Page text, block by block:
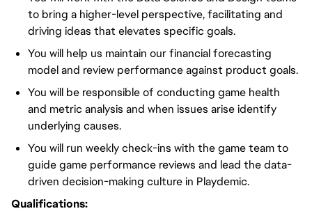
to bring a higher-level perspective, facilitating and
driving ideas that elevates specific goals.
You will help us maintain our financial forecasting
model and review performance against product goals.
You will be responsible of conducting game health
and metric analysis and when issues arise identify
underlying causes.
You will run weekly check-ins with the game team to
guide game performance reviews and lead the data-
driven decision-making culture in Playdemic.
Qualifications: